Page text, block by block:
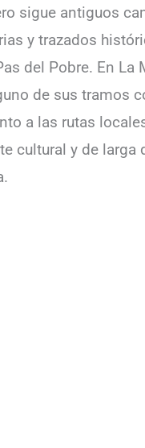
sigue antiguos
y trazados
del Pobre. En La
de sus tramos
a las rutas
cultural y de larga